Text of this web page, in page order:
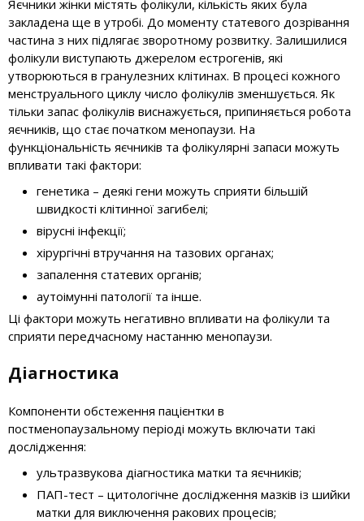
Яєчники жінки містять фолікули, кількість яких була
закладена ще в утробі. До моменту статевого дозрівання
частина з них підлягає зворотному розвитку. Залишилися
фолікули виступають джерелом естрогенів, які
утворюються в гранулезних клітинах. В процесі кожного
менструального циклу число фолікулів зменшується. Як
тільки запас фолікулів виснажується, припиняється робота
яєчників, що стає початком менопаузи. На
функціональність яєчників та фолікулярні запаси можуть
впливати такі фактори:
генетика – деякі гени можуть сприяти більшій
швидкості клітинної загибелі;
вірусні інфекції;
хірургічні втручання на тазових органах;
запалення статевих органів;
аутоімунні патології та інше.
Ці фактори можуть негативно впливати на фолікули та
сприяти передчасному настанню менопаузи.
Діагностика
Компоненти обстеження пацієнтки в
постменопаузальному періоді можуть включати такі
дослідження:
ультразвукова діагностика матки та яєчників;
ПАП-тест – цитологічне дослідження мазків із шийки
матки для виключення ракових процесів;